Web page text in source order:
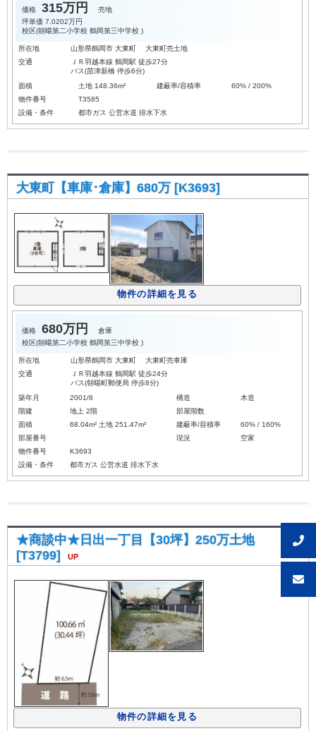
価格 315万円
売地
坪単価 7.0202万円
校区(朝暘第二小学校 鶴岡第三中学校 )
所在地
山形県鶴岡市 大東町 大東町売土地
交通
ＪＲ羽越本線 鶴岡駅 徒歩27分
バス(苗津新橋 停歩6分)
面積
土地 148.36m² 建蔽率/容積率
60% / 200%
物件番号
T3585
設備・条件
都市ガス 公営水道 排水下水
大東町【車庫･倉庫】680万 [K3693]
物件の詳細を見る
価格 680万円
倉庫
校区(朝暘第二小学校 鶴岡第三中学校 )
所在地
山形県鶴岡市 大東町 大東町売車庫
交通
ＪＲ羽越本線 鶴岡駅 徒歩24分
バス(朝暘町郵便局 停歩8分)
築年月
2001/8 構造
木造
階建
地上 2階
部屋階数
面積
68.04m² 土地 251.47m² 建蔽率/容積率
60% / 160%
部屋番号
現況
空家
物件番号
K3693
設備・条件
都市ガス 公営水道 排水下水
★商談中★日出一丁目【30坪】250万土地
[T3799]
UP
物件の詳細を見る